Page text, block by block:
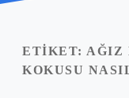
Yasal Uyarı
ETIKET: AĞIZ
KOKUSU